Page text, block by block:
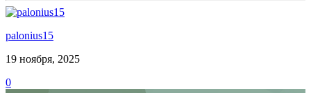
palonius15
19 ноября, 2025
0